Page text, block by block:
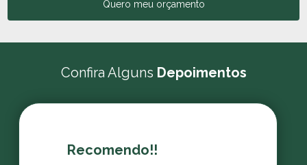
Quero meu orçamento
Confira Alguns Depoimentos
Recomendo!!